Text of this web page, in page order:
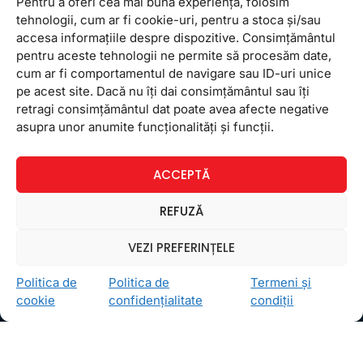
tehnologii, cum ar fi cookie-uri, pentru a stoca și/sau
accesa informațiile despre dispozitive. Consimțământul
pentru aceste tehnologii ne permite să procesăm date,
cum ar fi comportamentul de navigare sau ID-uri unice
pe acest site. Dacă nu îți dai consimțământul sau îți
retragi consimțământul dat poate avea afecte negative
asupra unor anumite funcționalități și funcții.
ACCEPTĂ
REFUZĂ
VEZI PREFERINȚELE
Politica de
cookie
Politica de
confidențialitate
Termeni și
condiții
Ceea ce ne ghidează pe toţi cei din echipa FollowMe
este motto-ulÎnvaţă zâmbind. Vrem să realizăm asta
Locații
FollowMe Vitan